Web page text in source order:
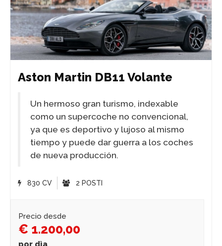
Aston Martin DB11 Volante
Un hermoso gran turismo, indexable
como un supercoche no convencional,
ya que es deportivo y lujoso al mismo
tiempo y puede dar guerra a los coches
de nueva producción.
830 CV 2 POSTI
Precio desde
€ 1.200,00